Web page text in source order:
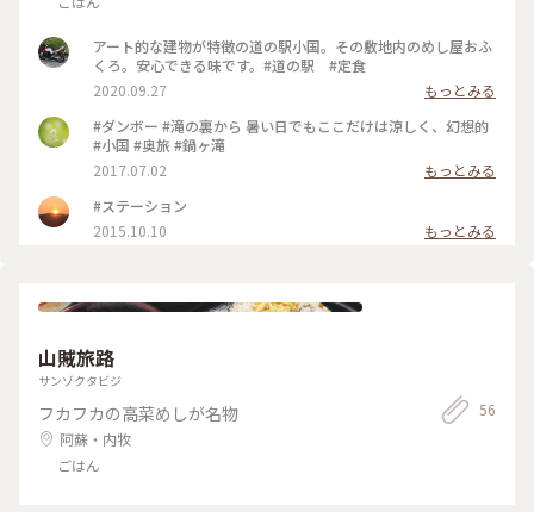
アート的な建物が特徴の道の駅小国。その敷地内のめし屋おふ
くろ。安心できる味です。#道の駅 #定食
2020.09.27
もっとみる
#ダンボー #滝の裏から 暑い日でもここだけは涼しく、幻想的
#小国 #奥旅 #鍋ヶ滝
2017.07.02
もっとみる
#ステーション
2015.10.10
もっとみる
山賊旅路
サンゾクタビジ
フカフカの高菜めしが名物
阿蘇・内牧
ごはん
56